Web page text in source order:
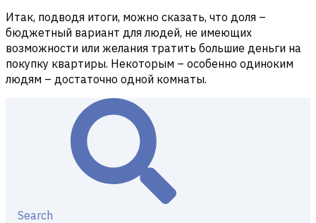
Итак, подводя итоги, можно сказать, что доля –
бюджетный вариант для людей, не имеющих
возможности или желания тратить большие деньги на
покупку квартиры. Некоторым – особенно одиноким
людям – достаточно одной комнаты.
Search